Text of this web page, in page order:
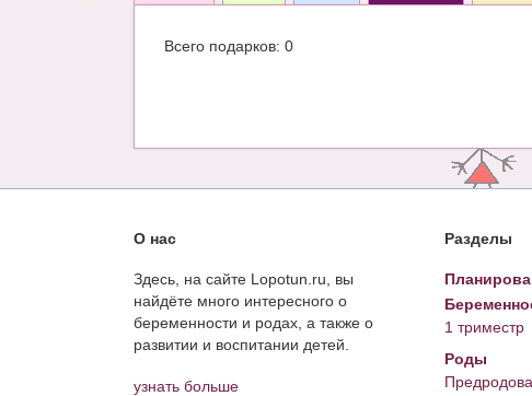
Всего подарков: 0
О нас
Здесь, на сайте Lopotun.ru, вы
найдёте много интересного о
беременности и родах, а также о
развитии и воспитании детей.
узнать больше
Разделы
1 триместр
Роды